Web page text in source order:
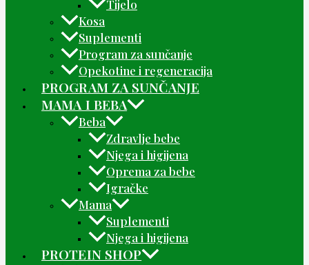
Tijelo
Kosa
Suplementi
Program za sunčanje
Opekotine i regeneracija
PROGRAM ZA SUNČANJE
MAMA I BEBA
Beba
Zdravlje bebe
Njega i higijena
Oprema za bebe
Igračke
Mama
Suplementi
Njega i higijena
PROTEIN SHOP